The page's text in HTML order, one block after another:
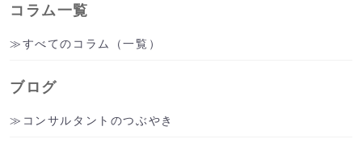
コラム一覧
すべてのコラム（一覧）
ブログ
コンサルタントのつぶやき